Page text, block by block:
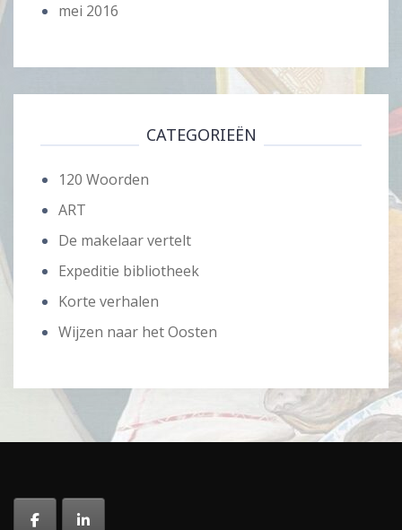
mei 2016
CATEGORIEËN
120 Woorden
ART
De makelaar vertelt
Expeditie bibliotheek
Korte verhalen
Wijzen naar het Oosten